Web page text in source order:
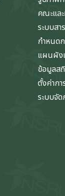
คณะแล
ระบบส
กำหนด
แผนผัง
ข้อมูลส
ตั้งค่าก
ระบบจัด